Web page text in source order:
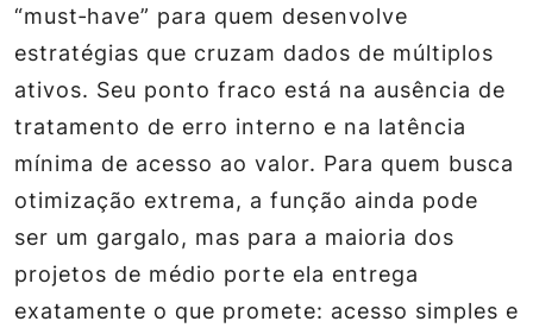
“must‑have” para quem desenvolve
estratégias que cruzam dados de múltiplos
ativos. Seu ponto fraco está na ausência de
tratamento de erro interno e na latência
mínima de acesso ao valor. Para quem busca
otimização extrema, a função ainda pode
ser um gargalo, mas para a maioria dos
projetos de médio porte ela entrega
exatamente o que promete: acesso simples e